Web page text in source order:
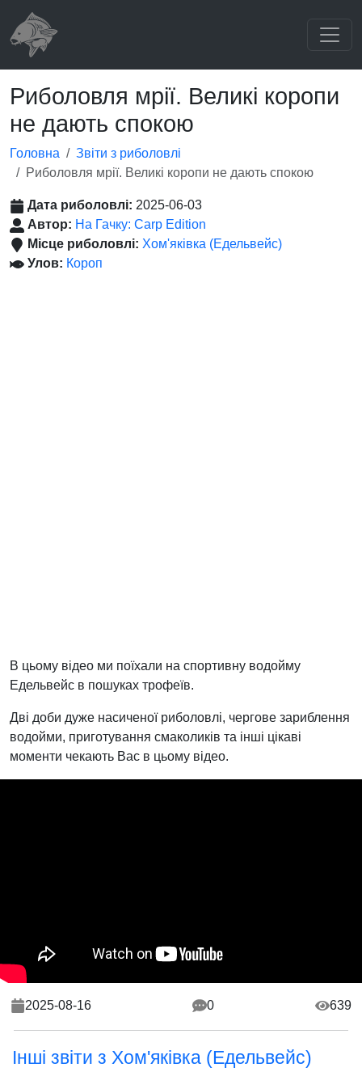
Риболовля мрії. Великі коропи
не дають спокою
Головна
Звіти з риболовлі
Риболовля мрії. Великі коропи не дають спокою
Дата риболовлі: 2025-06-03
Автор: На Гачку: Carp Edition
Місце риболовлі: Хом'яківка (Едельвейс)
Улов: Короп
В цьому відео ми поїхали на спортивну водойму
Едельвейс в пошуках трофеїв.
Дві доби дуже насиченої риболовлі, чергове зариблення
водойми, приготування смаколиків та інші цікаві
моменти чекають Вас в цьому відео.
2025-08-16 0 639
Інші звіти з Хом'яківка (Едельвейс)